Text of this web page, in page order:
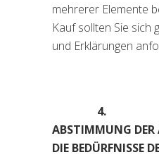
mehrerer Elemente
Kauf sollten Sie sich
und Erklärungen
4.
ABSTIMMUNG
DIE BEDÜRFNISSE